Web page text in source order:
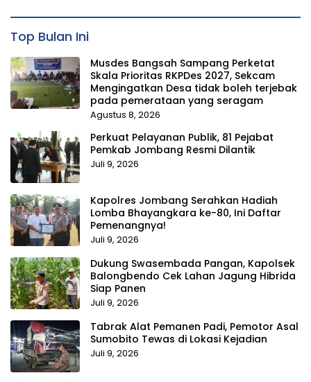
Top Bulan Ini
Musdes Bangsah Sampang Perketat
Skala Prioritas RKPDes 2027, Sekcam
Mengingatkan Desa tidak boleh terjebak
pada pemerataan yang seragam
Agustus 8, 2026
Perkuat Pelayanan Publik, 81 Pejabat
Pemkab Jombang Resmi Dilantik
Juli 9, 2026
Kapolres Jombang Serahkan Hadiah
Lomba Bhayangkara ke-80, Ini Daftar
Pemenangnya!
Juli 9, 2026
Dukung Swasembada Pangan, Kapolsek
Balongbendo Cek Lahan Jagung Hibrida
Siap Panen
Juli 9, 2026
Tabrak Alat Pemanen Padi, Pemotor Asal
Sumobito Tewas di Lokasi Kejadian
Juli 9, 2026